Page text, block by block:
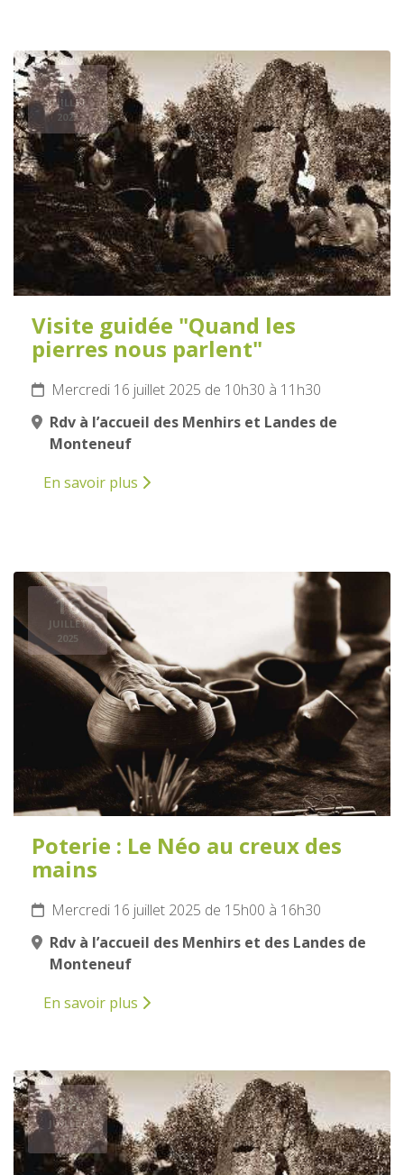
16
JUILLET
2025
Visite guidée "Quand les
pierres nous parlent"
Mercredi 16 juillet 2025 de 10h30 à 11h30
Rdv à l’accueil des Menhirs et Landes de
Monteneuf
En savoir plus
16
JUILLET
2025
Poterie : Le Néo au creux des
mains
Mercredi 16 juillet 2025 de 15h00 à 16h30
Rdv à l’accueil des Menhirs et des Landes de
Monteneuf
En savoir plus
16
JUILLET
2025